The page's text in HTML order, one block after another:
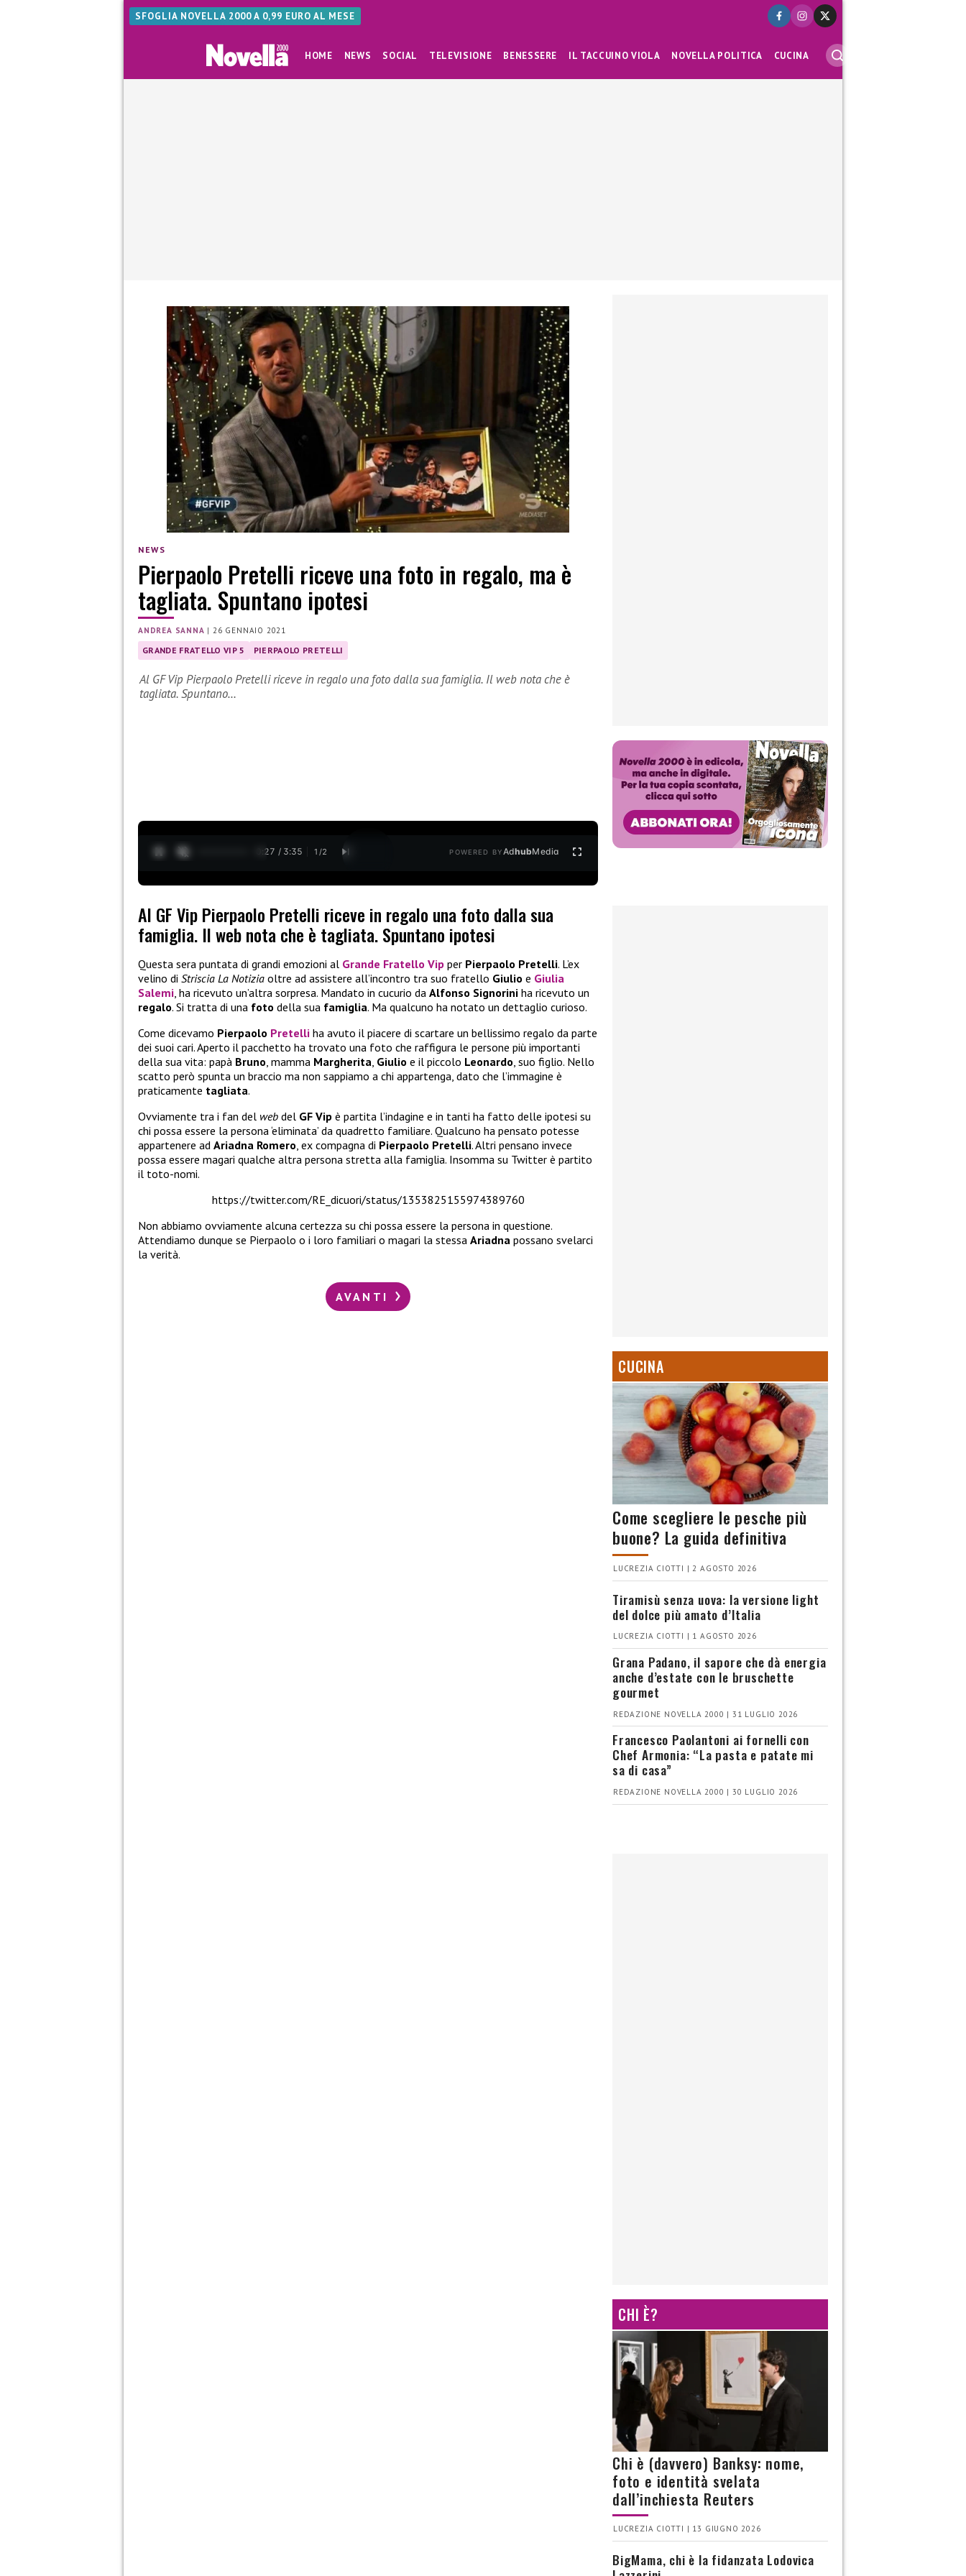
SFOGLIA NOVELLA 2000 A 0,99 EURO AL MESE
HOME NEWS SOCIAL TELEVISIONE BENESSERE IL TACCUINO VIOLA NOVELLA POLITICA CUCINA
NEWS
Pierpaolo Pretelli riceve una foto in regalo, ma è
tagliata. Spuntano ipotesi
ANDREA SANNA |26 GENNAIO 2021
GRANDE FRATELLO VIP 5 PIERPAOLO PRETELLI
Al GF Vip Pierpaolo Pretelli riceve in regalo una foto dalla sua famiglia. Il web nota che è
tagliata. Spuntano…
0:28 / 3:35 1 /2 POWERED BYAdhubMedia
Al GF Vip Pierpaolo Pretelli riceve in regalo una foto dalla sua
famiglia. Il web nota che è tagliata. Spuntano ipotesi
Questa sera puntata di grandi emozioni al Grande Fratello Vip per Pierpaolo Pretelli. L’ex
velino di Striscia La Notizia oltre ad assistere all’incontro tra suo fratello Giulio e Giulia
Salemi, ha ricevuto un’altra sorpresa. Mandato in cucurio da Alfonso Signorini ha ricevuto un
regalo. Si tratta di una foto della sua famiglia. Ma qualcuno ha notato un dettaglio curioso.
Come dicevamo Pierpaolo Pretelli ha avuto il piacere di scartare un bellissimo regalo da parte
dei suoi cari. Aperto il pacchetto ha trovato una foto che raffigura le persone più importanti
della sua vita: papà Bruno, mamma Margherita, Giulio e il piccolo Leonardo, suo figlio. Nello
scatto però spunta un braccio ma non sappiamo a chi appartenga, dato che l’immagine è
praticamente tagliata.
Ovviamente tra i fan del web del GF Vip è partita l’indagine e in tanti ha fatto delle ipotesi su
chi possa essere la persona ‘eliminata’ da quadretto familiare. Qualcuno ha pensato potesse
appartenere ad Ariadna Romero, ex compagna di Pierpaolo Pretelli. Altri pensano invece
possa essere magari qualche altra persona stretta alla famiglia. Insomma su Twitter è partito
il toto-nomi.
https://twitter.com/RE_dicuori/status/1353825155974389760
Non abbiamo ovviamente alcuna certezza su chi possa essere la persona in questione.
Attendiamo dunque se Pierpaolo o i loro familiari o magari la stessa Ariadna possano svelarci
la verità.
AVANTI
CUCINA
Come scegliere le pesche più
buone? La guida definitiva
LUCREZIA CIOTTI | 2 AGOSTO 2026
Tiramisù senza uova: la versione light
del dolce più amato d’Italia
LUCREZIA CIOTTI | 1 AGOSTO 2026
Grana Padano, il sapore che dà energia
anche d’estate con le bruschette
gourmet
REDAZIONE NOVELLA 2000 | 31 LUGLIO 2026
Francesco Paolantoni ai fornelli con
Chef Armonia: “La pasta e patate mi
sa di casa”
REDAZIONE NOVELLA 2000 | 30 LUGLIO 2026
CHI È?
Chi è (davvero) Banksy: nome,
foto e identità svelata
dall’inchiesta Reuters
LUCREZIA CIOTTI | 13 GIUGNO 2026
BigMama, chi è la fidanzata Lodovica